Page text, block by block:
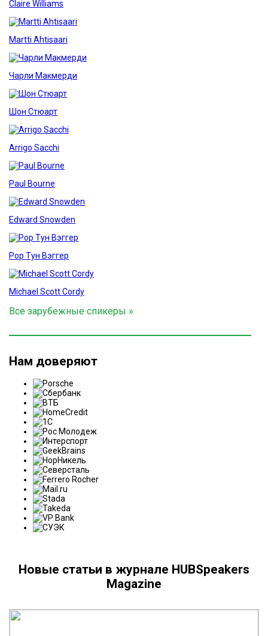
Claire Williams
Martti Ahtisaari
Чарли Макмерди
Шон Стюарт
Arrigo Sacchi
Paul Bourne
Edward Snowden
Рор Тун Вэггер
Michael Scott Cordy
Все зарубежные спикеры »
Нам доверяют
Новые статьи в журнале HUBSpeakers
Magazine